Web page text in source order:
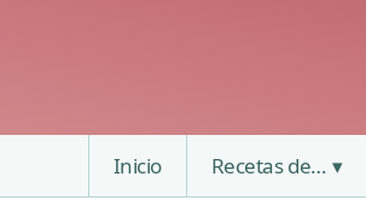
Inicio Recetas de…